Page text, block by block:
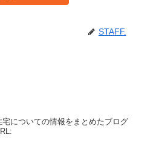
STAFF.
宅についての情報をまとめたブログ